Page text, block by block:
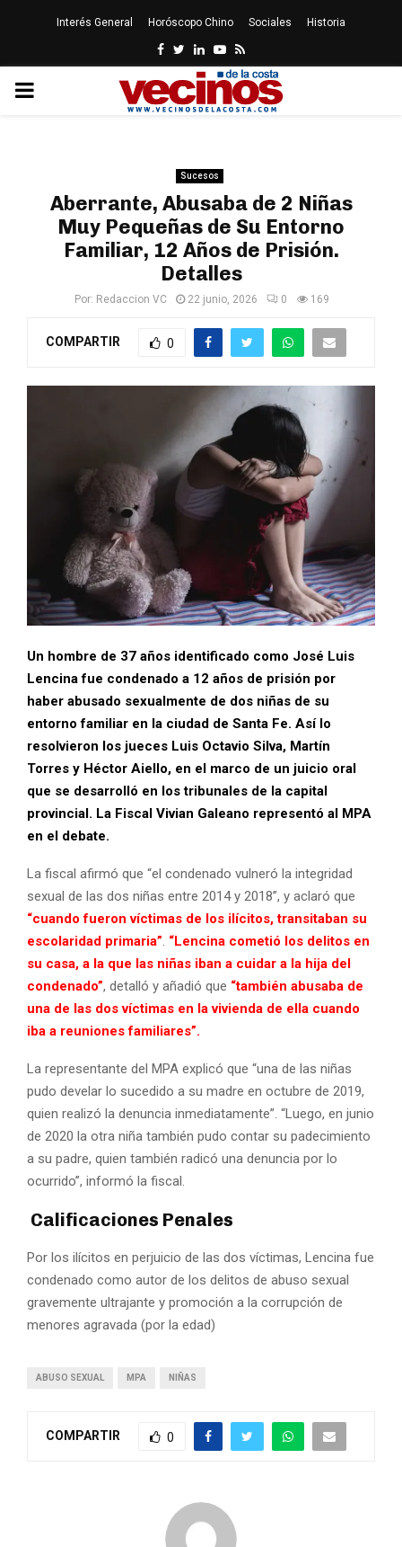
Interés General Horóscopo Chino Sociales Historia
Facebook
Twitter
LinkedinYoutube
Rss
PRIMARY
Sucesos
Aberrante, Abusaba de 2 Niñas
Muy Pequeñas de Su Entorno
Familiar, 12 Años de Prisión.
Detalles
Por: Redaccion VC 22 junio, 2026 0 169
COMPARTIR 0
Un hombre de 37 años identificado como José Luis
Lencina fue condenado a 12 años de prisión por
haber abusado sexualmente de dos niñas de su
entorno familiar en la ciudad de Santa Fe. Así lo
resolvieron los jueces Luis Octavio Silva, Martín
Torres y Héctor Aiello, en el marco de un juicio oral
que se desarrolló en los tribunales de la capital
provincial. La Fiscal Vivian Galeano representó al MPA
en el debate.
La fiscal afirmó que “el condenado vulneró la integridad
sexual de las dos niñas entre 2014 y 2018”, y aclaró que
“cuando fueron víctimas de los ilícitos, transitaban su
escolaridad primaria”. “Lencina cometió los delitos en
su casa, a la que las niñas iban a cuidar a la hija del
condenado”, detalló y añadió que “también abusaba de
una de las dos víctimas en la vivienda de ella cuando
iba a reuniones familiares”.
La representante del MPA explicó que “una de las niñas
pudo develar lo sucedido a su madre en octubre de 2019,
quien realizó la denuncia inmediatamente”. “Luego, en junio
de 2020 la otra niña también pudo contar su padecimiento
a su padre, quien también radicó una denuncia por lo
ocurrido”, informó la fiscal.
Calificaciones Penales
Por los ilícitos en perjuicio de las dos víctimas, Lencina fue
condenado como autor de los delitos de abuso sexual
gravemente ultrajante y promoción a la corrupción de
menores agravada (por la edad)
ABUSO SEXUAL MPA NIÑAS
COMPARTIR 0